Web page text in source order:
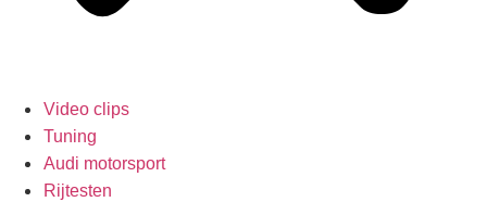
Video clips
Tuning
Audi motorsport
Rijtesten